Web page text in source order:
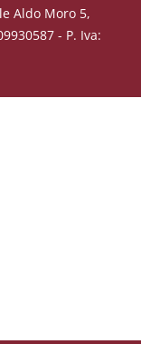
Aldo Moro 5,
- P. Iva: